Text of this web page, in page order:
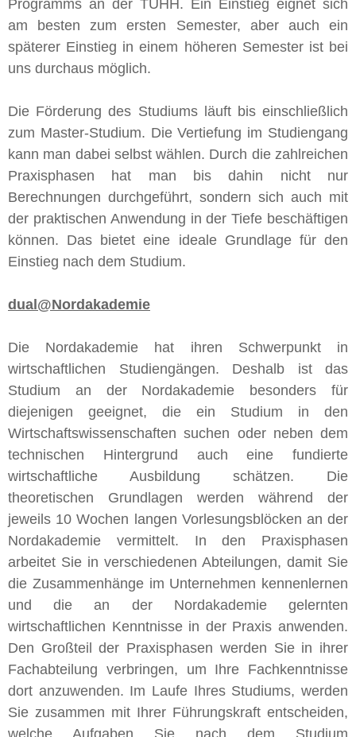
Programms an der TUHH. Ein Einstieg eignet sich
am besten zum ersten Semester, aber auch ein
späterer Einstieg in einem höheren Semester ist bei
uns durchaus möglich.
Die Förderung des Studiums läuft bis einschließlich
zum Master-Studium. Die Vertiefung im Studiengang
kann man dabei selbst wählen. Durch die zahlreichen
Praxisphasen hat man bis dahin nicht nur
Berechnungen durchgeführt, sondern sich auch mit
der praktischen Anwendung in der Tiefe beschäftigen
können. Das bietet eine ideale Grundlage für den
Einstieg nach dem Studium.
dual@Nordakademie
Die Nordakademie hat ihren Schwerpunkt in
wirtschaftlichen Studiengängen. Deshalb ist das
Studium an der Nordakademie besonders für
diejenigen geeignet, die ein Studium in den
Wirtschaftswissenschaften suchen oder neben dem
technischen Hintergrund auch eine fundierte
wirtschaftliche Ausbildung schätzen. Die
theoretischen Grundlagen werden während der
jeweils 10 Wochen langen Vorlesungsblöcken an der
Nordakademie vermittelt. In den Praxisphasen
arbeitet Sie in verschiedenen Abteilungen, damit Sie
die Zusammenhänge im Unternehmen kennenlernen
und die an der Nordakademie gelernten
wirtschaftlichen Kenntnisse in der Praxis anwenden.
Den Großteil der Praxisphasen werden Sie in ihrer
Fachabteilung verbringen, um Ihre Fachkenntnisse
dort anzuwenden. Im Laufe Ihres Studiums, werden
Sie zusammen mit Ihrer Führungskraft entscheiden,
welche Aufgaben Sie nach dem Studium